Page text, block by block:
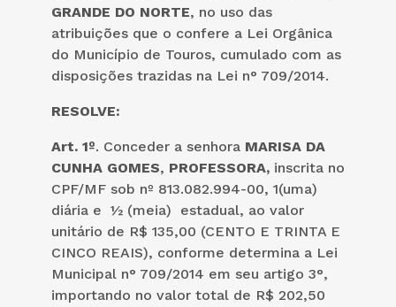
GRANDE DO NORTE, no uso das
atribuições que o confere a Lei Orgânica
do Município de Touros, cumulado com as
disposições trazidas na Lei n° 709/2014.
RESOLVE:
Art. 1º. Conceder a senhora MARISA DA
CUNHA GOMES, PROFESSORA, inscrita no
CPF/MF sob nº 813.082.994-00, 1(uma)
diária e ½ (meia) estadual, ao valor
unitário de R$ 135,00 (CENTO E TRINTA E
CINCO REAIS), conforme determina a Lei
Municipal n° 709/2014 em seu artigo 3°,
importando no valor total de R$ 202,50